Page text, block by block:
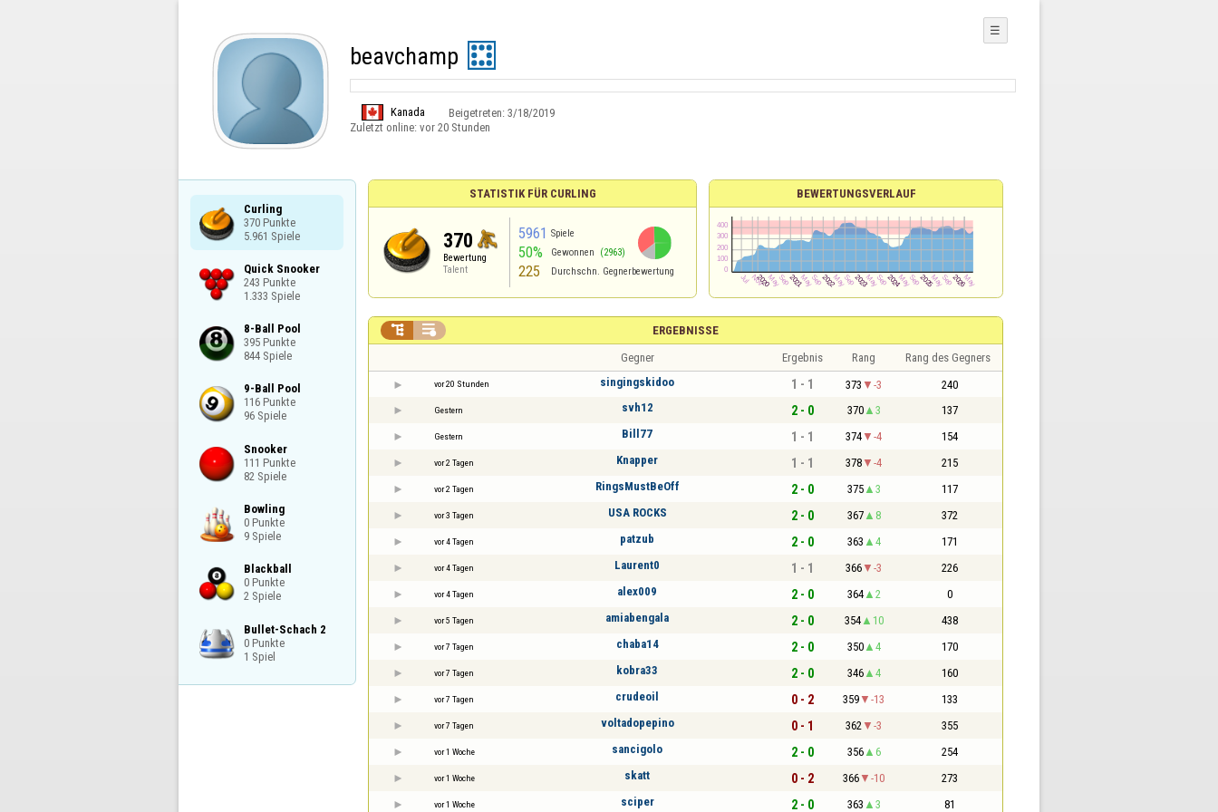
beavchamp
Kanada Beigetreten: 3/18/2019
Zuletzt online: vor 20 Stunden
☰
Curling
370 Punkte
5.961 Spiele
Quick Snooker
243 Punkte
1.333 Spiele
8-Ball Pool
395 Punkte
844 Spiele
9-Ball Pool
116 Punkte
96 Spiele
Snooker
111 Punkte
82 Spiele
Bowling
0 Punkte
9 Spiele
Blackball
0 Punkte
2 Spiele
Bullet-Schach 2
0 Punkte
1 Spiel
STATISTIK FÜR CURLING
370
Bewertung
Talent
5961 Spiele
50% Gewonnen (2963)
225 Durchschn. Gegnerbewertung
BEWERTUNGSVERLAUF
ERGEBNISSE
 
Gegner Ergebnis Rang Rang des Gegners
vor 20 Stunden singingskidoo 1 - 1 373 -3 240
Gestern svh12 2 - 0 370 3 137
Gestern Bill77 1 - 1 374 -4 154
vor 2 Tagen Knapper 1 - 1 378 -4 215
vor 2 Tagen RingsMustBeOff 2 - 0 375 3 117
vor 3 Tagen USA ROCKS 2 - 0 367 8 372
vor 4 Tagen patzub 2 - 0 363 4 171
vor 4 Tagen Laurent0 1 - 1 366 -3 226
vor 4 Tagen alex009 2 - 0 364 2 0
vor 5 Tagen amiabengala 2 - 0 354 10 438
vor 7 Tagen chaba14 2 - 0 350 4 170
vor 7 Tagen kobra33 2 - 0 346 4 160
vor 7 Tagen crudeoil 0 - 2 359 -13 133
vor 7 Tagen voltadopepino 0 - 1 362 -3 355
vor 1 Woche sancigolo 2 - 0 356 6 254
vor 1 Woche skatt 0 - 2 366 -10 273
vor 1 Woche sciper 2 - 0 363 3 81